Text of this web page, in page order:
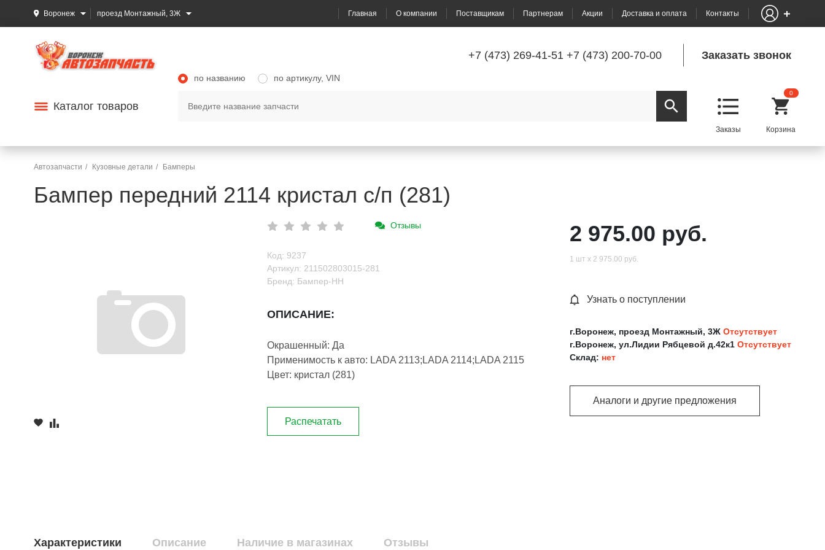
Воронеж проезд Монтажный, 3Ж Главная О компании Поставщикам Партнерам Акции Доставка и оплата Контакты
+7 (473) 269-41-51 +7 (473) 200-70-00 Заказать звонок
Каталог товаров
по названию по артикулу, VIN
0
Автозапчасти Кузовные детали Бамперы
Бампер передний 2114 кристал с/п (281)
Отзывы
Код: 9237
Артикул: 211502803015-281
Бренд: Бампер-НН
ОПИСАНИЕ:
Окрашенный: Да
Применимость к авто: LADA 2113;LADA 2114;LADA 2115
Цвет: кристал (281)
Распечатать
2 975.00 руб.
1 шт х 2 975.00 руб.
Узнать о поступлении
г.Воронеж, проезд Монтажный, 3Ж Отсутствует
г.Воронеж, ул.Лидии Рябцевой д.42к1 Отсутствует
Склад: нет
Аналоги и другие предложения
Характеристики Описание Наличие в магазинах Отзывы